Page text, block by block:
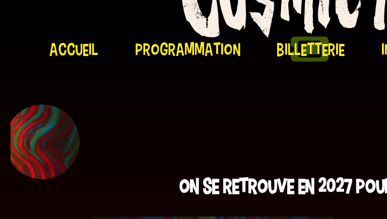
Accueil programmation billetterie
On se retrouve en 2027